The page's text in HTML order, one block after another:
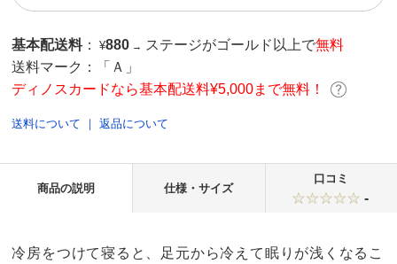
基本配送料 ： ¥880 → ステージがゴールド以上で無料
送料マーク：
「Ａ」
ディノスカードなら基本配送料¥5,000まで無料！
送料について ｜返品について
商品の説明 仕様・サイズ
口コミ
-
冷房をつけて寝ると、足元から冷えて眠りが浅くなるこ